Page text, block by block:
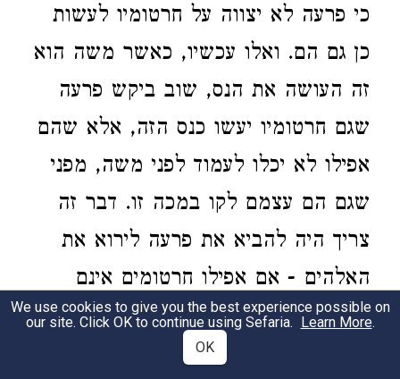
כי פרעה לא יצווה על חרטומיו לעשות
כן גם הם. ואלו עכשיו, כאשר משה הוא
זה העושה את הנס, שוב ביקש פרעה
שגם חרטומיו יעשו כנס הזה, אלא שהם
אפילו לא יכלו לעמוד לפני משה, מפני
שגם הם עצמם לקו במכה זו. דבר זה
צריך היה להביא את פרעה לירוא את
האלהים - אם אפילו חרטומים אינם
יכולים להתגונן מפני אלוהי העברים,
כיצד יתגונן מפניו הוא עצמו? מתוך יראה
We use cookies to give you the best experience possible on
our site. Click OK to continue using Sefaria. Learn More.
OK